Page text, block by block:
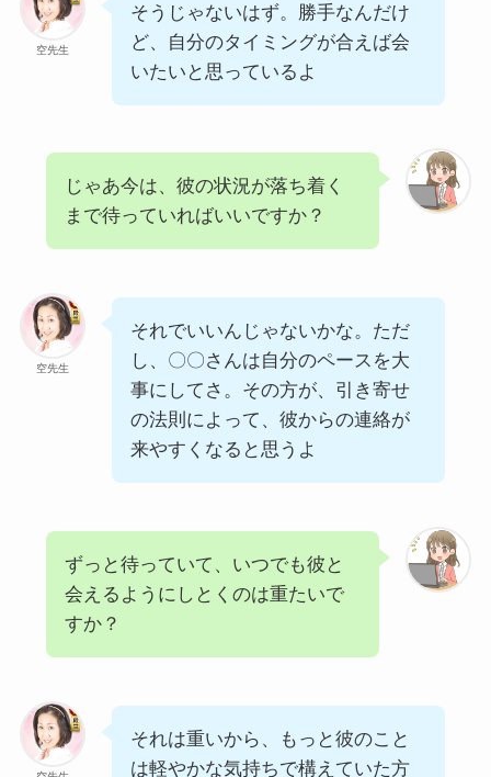
空先生
そうじゃないはず。勝手なんだけ
ど、自分のタイミングが合えば会
いたいと思っているよ
じゃあ今は、彼の状況が落ち着く
まで待っていればいいですか？
空先生
それでいいんじゃないかな。ただ
し、〇〇さんは自分のペースを大
事にしてさ。その方が、引き寄せ
の法則によって、彼からの連絡が
来やすくなると思うよ
ずっと待っていて、いつでも彼と
会えるようにしとくのは重たいで
すか？
それは重いから、もっと彼のこと
は軽やかな気持ちで構えていた方